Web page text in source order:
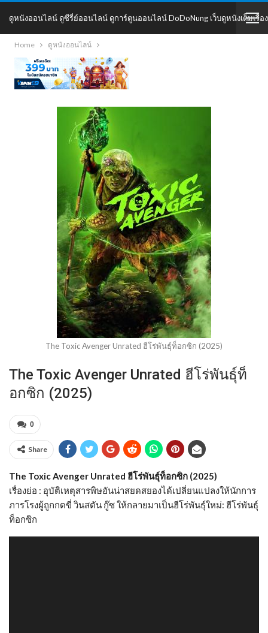
ดูหนังออนไลน์ ดูซีรี่ย์ออนไลน์ ดูการ์ตูนออนไลน์ DoDoNung เว็บดูหนังเต็มเรื่อง
DoDoNung
Home ดูหนังออนไลน์
The Toxic Avenger Unrated ฮีโร่พันธุ์ท็อกซิก (2025)
The Toxic Avenger Unrated ฮีโร่พันธุ์ท็
อกซิก (2025)
0
Share
The Toxic Avenger Unrated ฮีโร่พันธุ์ท็อกซิก (2025)
เรื่องย่อ : อุบัติเหตุสารพิษอันน่าสยดสยองได้เปลี่ยนแปลงให้นักการ
ภารโรงผู้ถูกกดขี่ วินสตัน กู๊ซ ให้กลายมาเป็นฮีโร่พันธุ์ใหม่: ฮีโร่พันธุ์
ท็อกซิก